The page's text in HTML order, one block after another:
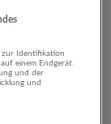
zur Identifikation
einem Endgerät.
und der
und